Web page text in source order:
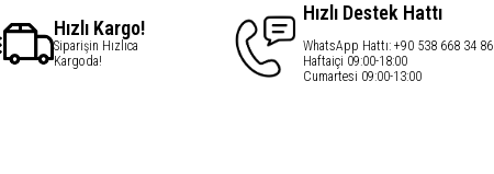
Hızlı Kargo!
Siparişin Hızlıca
Kargoda!
Hızlı Destek Hattı
WhatsApp Hattı: +90 538 668 34 86
Haftaiçi 09:00-18:00
Cumartesi 09:00-13:00